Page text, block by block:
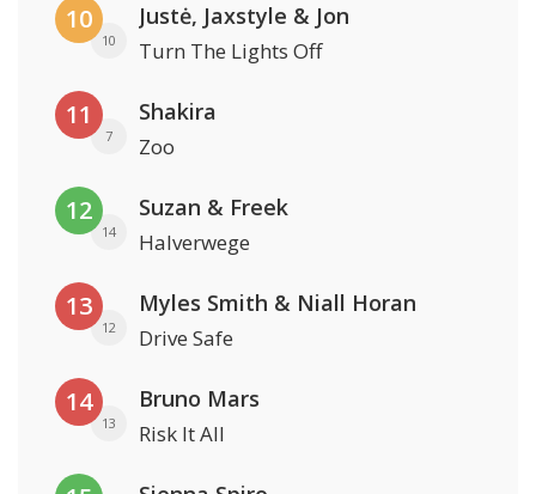
10
10
Justė, Jaxstyle & Jon
Turn The Lights Off
11
7
Shakira
Zoo
12
14
Suzan & Freek
Halverwege
13
12
Myles Smith & Niall Horan
Drive Safe
14
13
Bruno Mars
Risk It All